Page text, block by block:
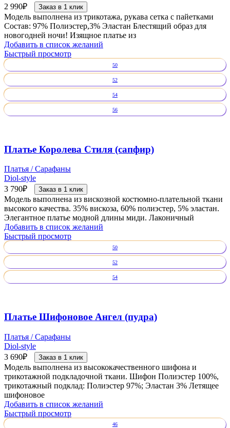
2 990₽ Заказ в 1 клик
Модель выполнена из трикотажа, рукава сетка с пайетками
Состав: 97% Полиэстер,3% Эластан Блестящий образ для
новогодней ночи! Изящное платье из
Добавить в список желаний
Быстрый просмотр
50
52
54
56
Платье Королева Стиля (сапфир)
Платья / Сарафаны
Diol-style
3 790₽ Заказ в 1 клик
Модель выполнена из вискозной костюмно-плательной ткани
высокого качества. 35% вискоза, 60% полиэстер, 5% эластан.
Элегантное платье модной длины миди. Лаконичный
Добавить в список желаний
Быстрый просмотр
50
52
54
Платье Шифоновое Ангел (пудра)
Платья / Сарафаны
Diol-style
3 690₽ Заказ в 1 клик
Модель выполнена из высококачественного шифона и
трикотажной подкладочной ткани. Шифон Полиэстер 100%,
трикотажный подклад: Полиэстер 97%; Эластан 3% Летящее
шифоновое
Добавить в список желаний
Быстрый просмотр
46